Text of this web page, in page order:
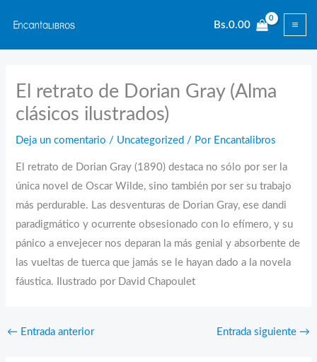
contenido
Bs.0.00
El retrato de Dorian Gray (Alma
clásicos ilustrados)
Deja un comentario / Uncategorized / Por Encantalibros
El retrato de Dorian Gray (1890) destaca no sólo por ser la
única novel de Oscar Wilde, sino también por ser su trabajo
más perdurable. Las desventuras de Dorian Gray, ese dandi
paradigmático y ocurrente obsesionado con lo efímero, y su
pánico a envejecer nos deparan la más genial y absorbente de
las vueltas de tuerca que jamás se le hayan dado a la novela
fáustica. Ilustrado por David Chapoulet
← Entrada anterior Entrada siguiente →